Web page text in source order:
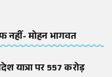
मोहन भागवत
यात्रा पर 557 करोड़